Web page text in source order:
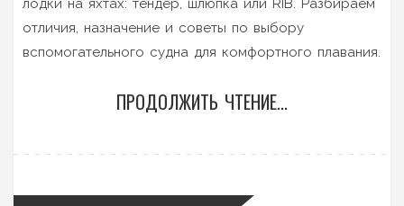
отличия, назначение и советы по выбору
вспомогательного судна для комфортного плавания.
ПРОДОЛЖИТЬ ЧТЕНИЕ...